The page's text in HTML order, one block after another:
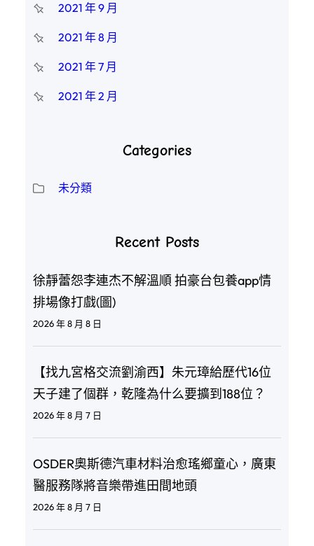
2021 年 9 月
2021 年 8 月
2021 年 7 月
2021 年 2 月
Categories
未分類
Recent Posts
徐靜蕾怨李連杰不解溫順 拍豪台包養app情
排場像打戲(圖)
2026 年 8 月 8 日
【找九宮格交流劉渝西】朱元璋給歷代16位
天子建了個群，乾隆為什么要擴到188位？
2026 年 8 月 7 日
OSDER奧斯德汽車材料治愈瑤鄉童心，廣東
醫服務隊將音樂帶進田間地頭
2026 年 8 月 7 日